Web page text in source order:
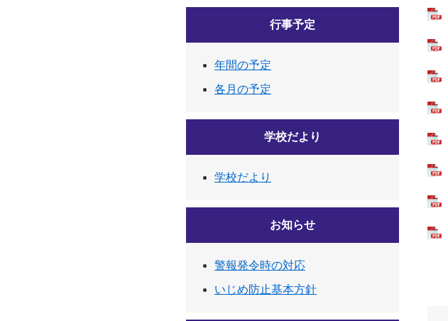
行事予定
年間の予定
各月の予定
学校だより
学校だより
お知らせ
警報発令時の対応
いじめ防止基本方針